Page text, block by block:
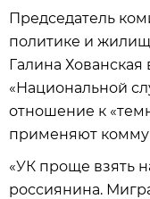
Председатель
политике и
Галина
«Национальной
отношение к
применяют
«УК проще взять
россиянина.